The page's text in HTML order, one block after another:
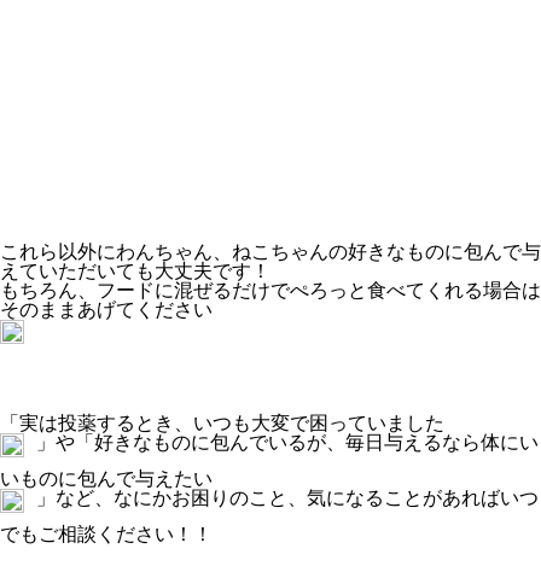
これら以外にわんちゃん、ねこちゃんの好きなものに包んで与
えていただいても大丈夫です！
もちろん、フードに混ぜるだけでぺろっと食べてくれる場合は
そのままあげてください
「実は投薬するとき、いつも大変で困っていました
」や「好きなものに包んでいるが、毎日与えるなら体にい
いものに包んで与えたい
」など、なにかお困りのこと、気になることがあればいつ
でもご相談ください！！